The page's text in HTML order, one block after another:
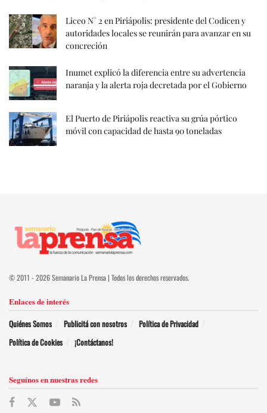
Liceo N° 2 en Piriápolis: presidente del Codicen y
autoridades locales se reunirán para avanzar en su
concreción
Inumet explicó la diferencia entre su advertencia
naranja y la alerta roja decretada por el Gobierno
El Puerto de Piriápolis reactiva su grúa pórtico
móvil con capacidad de hasta 90 toneladas
© 2011 - 2026 Semanario La Prensa | Todos los derechos reservados.
Enlaces de interés
Quiénes Somos Publicitá con nosotros
Política de Privacidad
Política de Cookies
¡Contáctanos!
Seguínos en nuestras redes